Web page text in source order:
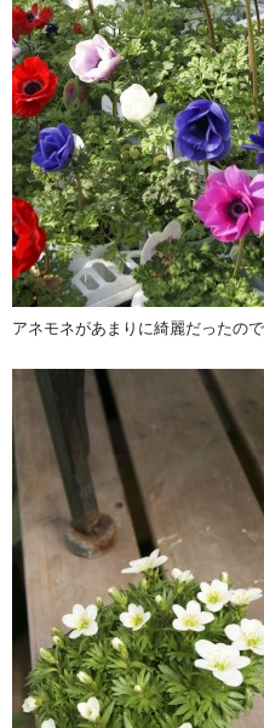
アネモネがあまりに綺麗だったの